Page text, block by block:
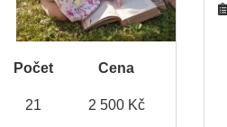
Počet Cena
21 2 500 Kč